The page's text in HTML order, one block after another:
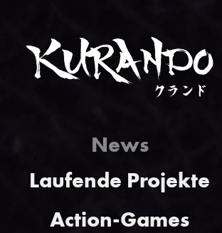
News
Laufende Projekte
Action-Games